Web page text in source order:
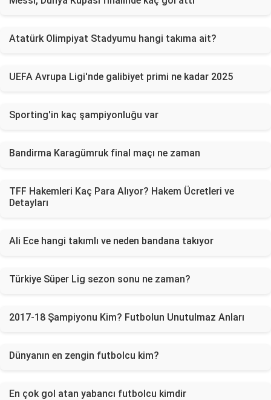
Atatürk Olimpiyat Stadyumu hangi takıma ait?
UEFA Avrupa Ligi'nde galibiyet primi ne kadar 2025
Sporting'in kaç şampiyonluğu var
Bandirma Karagümruk final maçı ne zaman
TFF Hakemleri Kaç Para Alıyor? Hakem Ücretleri ve
Detayları
Ali Ece hangi takımlı ve neden bandana takıyor
Türkiye Süper Lig sezon sonu ne zaman?
2017-18 Şampiyonu Kim? Futbolun Unutulmaz Anları
Dünyanın en zengin futbolcu kim?
En çok gol atan yabancı futbolcu kimdir